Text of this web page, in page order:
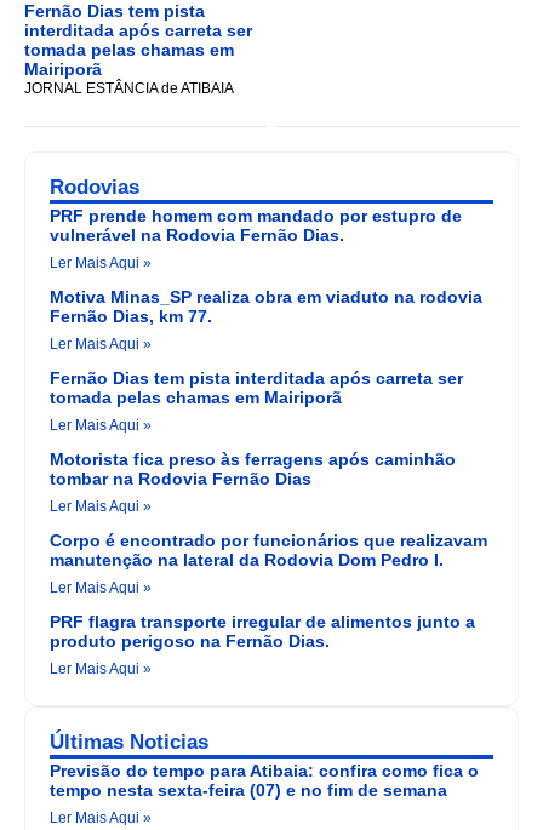
Fernão Dias tem pista
interditada após carreta ser
tomada pelas chamas em
Mairiporã
JORNAL ESTÂNCIA de ATIBAIA
Rodovias
PRF prende homem com mandado por estupro de
vulnerável na Rodovia Fernão Dias.
Ler Mais Aqui »
Motiva Minas_SP realiza obra em viaduto na rodovia
Fernão Dias, km 77.
Ler Mais Aqui »
Fernão Dias tem pista interditada após carreta ser
tomada pelas chamas em Mairiporã
Ler Mais Aqui »
Motorista fica preso às ferragens após caminhão
tombar na Rodovia Fernão Dias
Ler Mais Aqui »
Corpo é encontrado por funcionários que realizavam
manutenção na lateral da Rodovia Dom Pedro I.
Ler Mais Aqui »
PRF flagra transporte irregular de alimentos junto a
produto perigoso na Fernão Dias.
Ler Mais Aqui »
Últimas Noticias
Previsão do tempo para Atibaia: confira como fica o
tempo nesta sexta-feira (07) e no fim de semana
Ler Mais Aqui »